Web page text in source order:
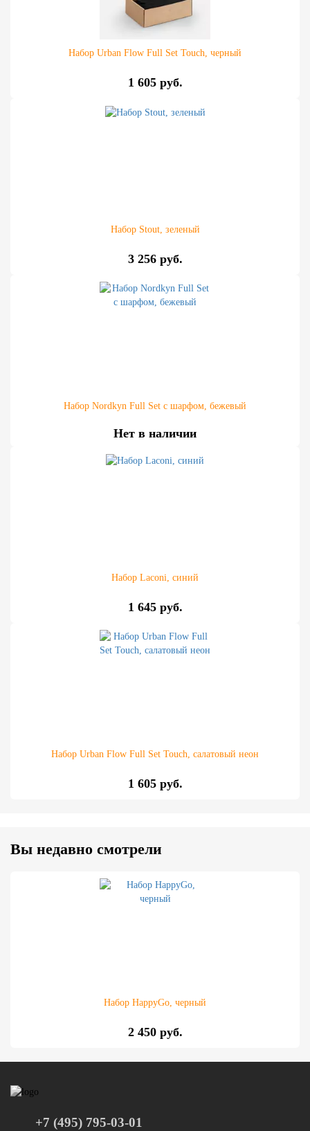
Набор Urban Flow Full Set Touch, черный
1 605 руб.
Набор Stout, зеленый
3 256 руб.
Набор Nordkyn Full Set с шарфом, бежевый
Нет в наличии
Набор Laconi, синий
1 645 руб.
Набор Urban Flow Full Set Touch, салатовый неон
1 605 руб.
Вы недавно смотрели
Набор HappyGo, черный
2 450 руб.
+7 (495) 795-03-01